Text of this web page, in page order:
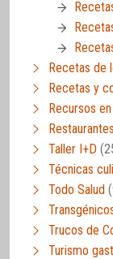
Recetas de
Recetas y
Recursos
Restaurantes
Taller I+D
Técnicas
Todo Salud
Trucos de
Turismo